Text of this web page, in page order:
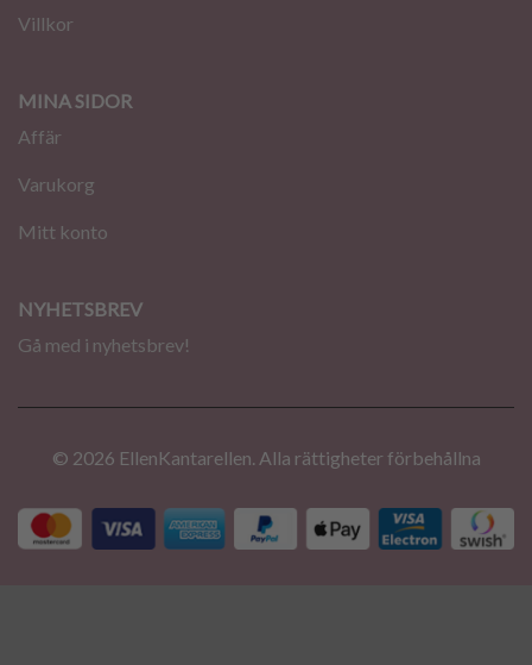
Villkor
MINA SIDOR
Affär
Varukorg
Mitt konto
NYHETSBREV
Gå med i nyhetsbrev!
© 2026 EllenKantarellen. Alla rättigheter förbehållna